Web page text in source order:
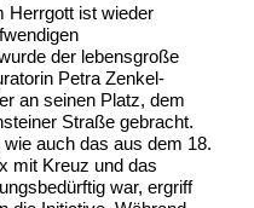
Herrgott ist wieder
der lebensgroße
Petra Zenkel-
an seinen Platz, dem
Straße gebracht.
auch das aus dem 18.
mit Kreuz und das
war, ergriff